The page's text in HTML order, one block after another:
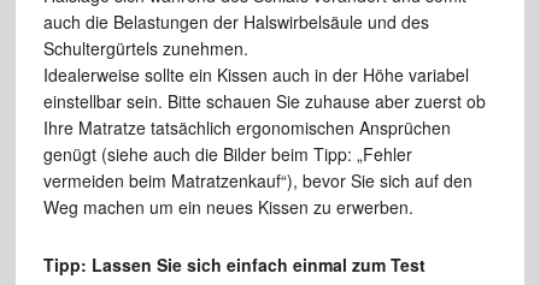
auch die Belastungen der Halswirbelsäule und des
Schultergürtels zunehmen.
Idealerweise sollte ein Kissen auch in der Höhe variabel
einstellbar sein. Bitte schauen Sie zuhause aber zuerst ob
Ihre Matratze tatsächlich ergonomischen Ansprüchen
genügt (siehe auch die Bilder beim Tipp: „Fehler
vermeiden beim Matratzenkauf“), bevor Sie sich auf den
Weg machen um ein neues Kissen zu erwerben.
Tipp: Lassen Sie sich einfach einmal zum Test